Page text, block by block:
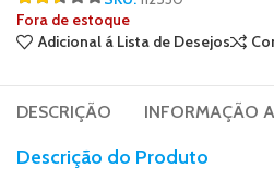
Fora de estoque
Adicional á Lista de Desejos
DESCRIÇÃO INFORMAÇÃO
Descrição do Produto